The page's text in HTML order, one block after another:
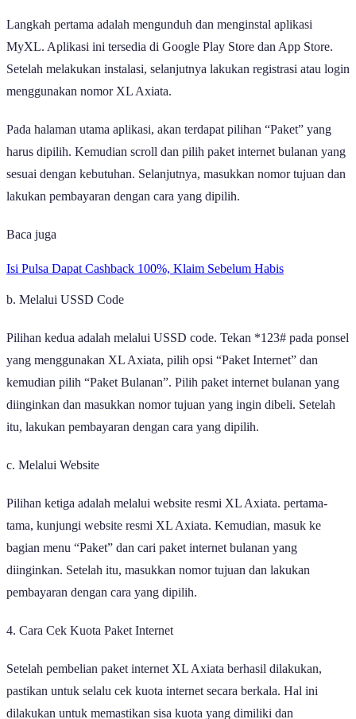
Langkah pertama adalah mengunduh dan menginstal aplikasi
MyXL. Aplikasi ini tersedia di Google Play Store dan App Store.
Setelah melakukan instalasi, selanjutnya lakukan registrasi atau login
menggunakan nomor XL Axiata.
Pada halaman utama aplikasi, akan terdapat pilihan “Paket” yang
harus dipilih. Kemudian scroll dan pilih paket internet bulanan yang
sesuai dengan kebutuhan. Selanjutnya, masukkan nomor tujuan dan
lakukan pembayaran dengan cara yang dipilih.
Baca juga
Isi Pulsa Dapat Cashback 100%, Klaim Sebelum Habis
b. Melalui USSD Code
Pilihan kedua adalah melalui USSD code. Tekan *123# pada ponsel
yang menggunakan XL Axiata, pilih opsi “Paket Internet” dan
kemudian pilih “Paket Bulanan”. Pilih paket internet bulanan yang
diinginkan dan masukkan nomor tujuan yang ingin dibeli. Setelah
itu, lakukan pembayaran dengan cara yang dipilih.
c. Melalui Website
Pilihan ketiga adalah melalui website resmi XL Axiata. pertama-
tama, kunjungi website resmi XL Axiata. Kemudian, masuk ke
bagian menu “Paket” dan cari paket internet bulanan yang
diinginkan. Setelah itu, masukkan nomor tujuan dan lakukan
pembayaran dengan cara yang dipilih.
4. Cara Cek Kuota Paket Internet
Setelah pembelian paket internet XL Axiata berhasil dilakukan,
pastikan untuk selalu cek kuota internet secara berkala. Hal ini
dilakukan untuk memastikan sisa kuota yang dimiliki dan